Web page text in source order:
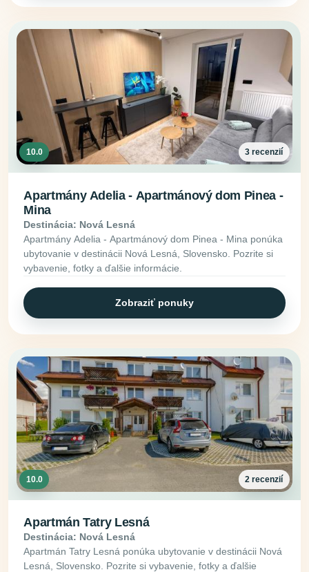
10.0 3 recenzií
Apartmány Adelia - Apartmánový dom Pinea -
Mina
Destinácia: Nová Lesná
Apartmány Adelia - Apartmánový dom Pinea - Mina ponúka
ubytovanie v destinácii Nová Lesná, Slovensko. Pozrite si
vybavenie, fotky a ďalšie informácie.
Zobraziť ponuky
10.0 2 recenzií
Apartmán Tatry Lesná
Destinácia: Nová Lesná
Apartmán Tatry Lesná ponúka ubytovanie v destinácii Nová
Lesná, Slovensko. Pozrite si vybavenie, fotky a ďalšie